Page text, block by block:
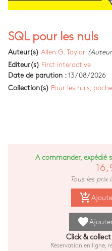
SQL pour les nuls
Auteur(s) Allen G. Taylor
Editeur(s) First interactive
Date de parution : 13/08/2026
Collection(s) Pour les nuls, poche
A commander, expédié
Tous les prix
add_shopping_cart
favorite
Click &
Réservation en ligne,